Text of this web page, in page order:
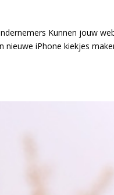
Kunnen jouw
nieuwe iPhone kiekjes